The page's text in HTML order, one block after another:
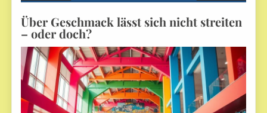
Über Geschmack lässt sich nicht streiten
– oder doch?